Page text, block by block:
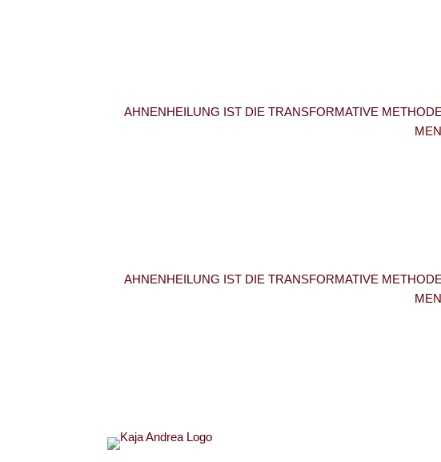
AHNENHEILUNG IST DIE TRANSFORMATIVE
AHNENHEILUNG IST DIE TRANSFORMATIVE